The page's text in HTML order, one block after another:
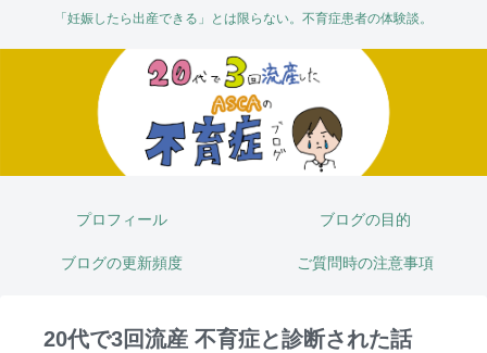
「妊娠したら出産できる」とは限らない。不育症患者の体験談。
プロフィール ブログの目的
ブログの更新頻度 ご質問時の注意事項
20代で3回流産 不育症と診断された話